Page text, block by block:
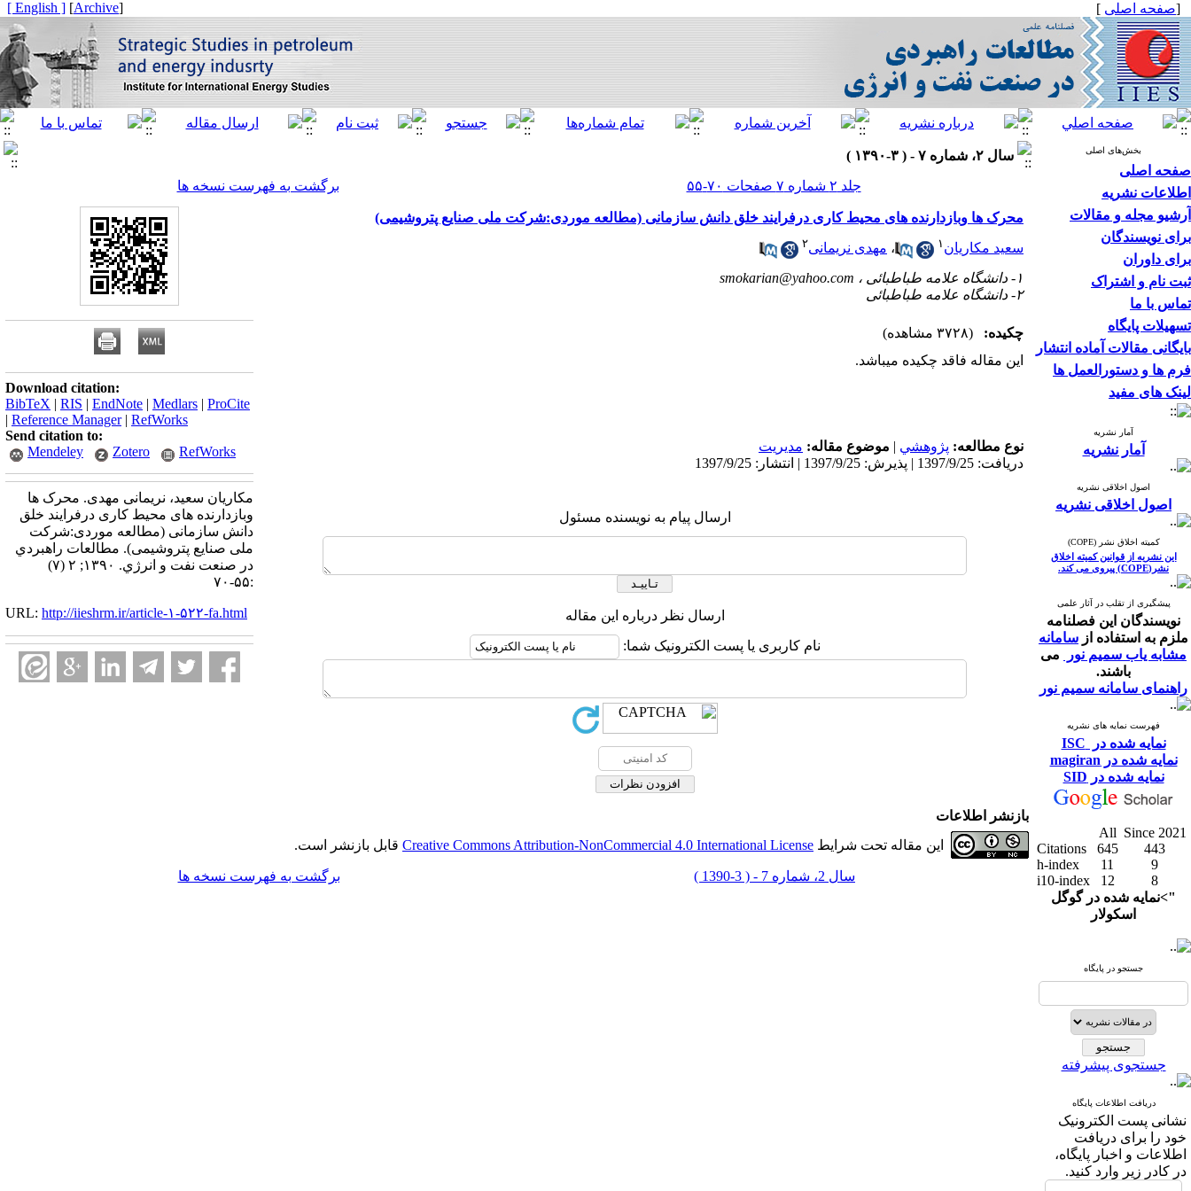
[صفحه اصلی ]
[
Archive
]
[ English ]
بخش‌های اصلی
صفحه اصلی
اطلاعات نشریه
آرشیو مجله و مقالات
برای نویسندگان
برای داوران
ثبت نام و اشتراک
تماس با ما
تسهیلات پایگاه
بایگانی مقالات آماده انتشار
فرم ها و دستورالعمل ها
لینک های مفید
آمار نشریه
آمار نشریه
اصول اخلاقی نشریه
اصول اخلاقی نشریه
کمیته اخلاق نشر (COPE)
این نشریه از قوانین کمیته اخلاق
نشر(COPE) پیروی می کند.
پیشگیری از تقلب در آثار علمی
نویسندگان این فصلنامه
ملزم به استفاده از سامانه
مشابه یاب سمیم نور
می
باشند.
راهنمای سامانه سمیم نور
فهرست نمایه های نشریه
نمایه شده در ISC
نمایه شده در magiran
نمایه شده در SID
All Since 2021
Citations
645
443
h-index
11
9
i10-index
12
8
">نمایه شده در گوگل
اسکولار
جستجو در پایگاه
جستجوی پیشرفته
دریافت اطلاعات پایگاه
نشانی پست الکترونیک
خود را برای دریافت
اطلاعات و اخبار پایگاه،
در کادر زیر وارد کنید.
سال ۲، شماره ۷ - ( ۳-۱۳۹۰ )
جلد ۲ شماره ۷ صفحات ۷۰-۵۵
برگشت به فهرست نسخه ها
محرک ها وبازدارنده های محیط کاری درفرایند خلق دانش سازمانی (مطالعه موردی:شرکت ملی صنایع پتروشیمی)
سعید مکاریان ۱ ، مهدی نریمانی۲
۱- دانشگاه علامه طباطبائی ،
smokarian@yahoo.com
۲- دانشگاه علامه طباطبائی
چکیده:
(۳۷۲۸ مشاهده)
این مقاله فاقد چکیده می​باشد.
نوع مطالعه: پژوهشي | موضوع مقاله: مديريت
دریافت: 1397/9/25 | پذیرش: 1397/9/25 | انتشار: 1397/9/25
ارسال پیام به نویسنده مسئول
ارسال نظر درباره این مقاله
نام کاربری یا پست الکترونیک شما:
Download citation:
BibTeX | RIS | EndNote | Medlars | ProCite
| Reference Manager| RefWorks
Send citation to:
Mendeley
Zotero RefWorks
مکاریان سعید، نریمانی مهدی. محرک ها
وبازدارنده های محیط کاری درفرایند خلق
دانش سازمانی (مطالعه موردی:شرکت
ملی صنایع پتروشیمی). مطالعات راهبردي
در صنعت نفت و انرژي. ۱۳۹۰; ۲ (۷)
:۵۵-۷۰
URL: http://iieshrm.ir/article-۱-۵۲۲-fa.html
بازنشر اطلاعات
این مقاله تحت شرایط Creative Commons Attribution-NonCommercial 4.0 International License قابل بازنشر است.
سال 2، شماره 7 - ( 3-1390 ) برگشت به فهرست نسخه ها